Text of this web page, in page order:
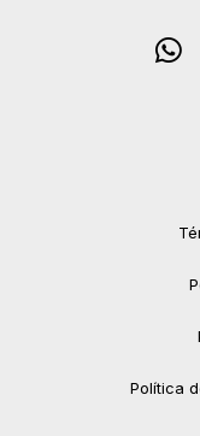
Política